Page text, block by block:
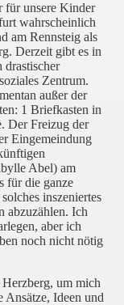
für unsere Kinder
wahrscheinlich
am Rennsteig als
Derzeit gibt es in
Zentrum.
außer der
1 Briefkasten in
Der Freizug der
Eingemeindung
Abel) am
für die ganze
inszeniertes
abzuzählen. Ich
aber ich
noch nicht nötig
um mich
Ideen und